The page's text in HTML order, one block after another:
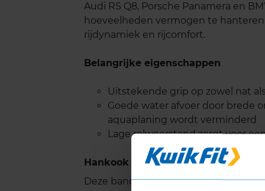
Audi RS Q8, Porsche Panamera en
hoeveelheden vermogen te
rijdynamiek en rijcomfort.
Belangrijke eigenschappen
Uitstekende grip op zowel nat
Goede water afvoer door brede
aquaplaning wordt verminderd
Lage rolweerstand zorgt voor
Hankook VENTUS S1 EVO 3 met
Deze band is ook geschikt voor